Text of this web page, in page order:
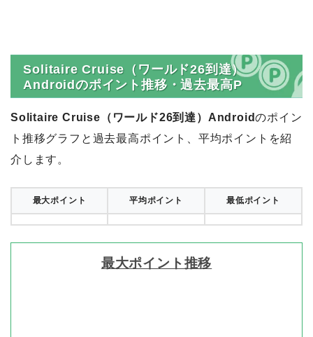
Solitaire Cruise（ワールド26到達）
Androidのポイント推移・過去最高P
Solitaire Cruise（ワールド26到達）Androidのポイン
ト推移グラフと過去最高ポイント、平均ポイントを紹
介します。
最大ポイント 平均ポイント 最低ポイント
最大ポイント推移